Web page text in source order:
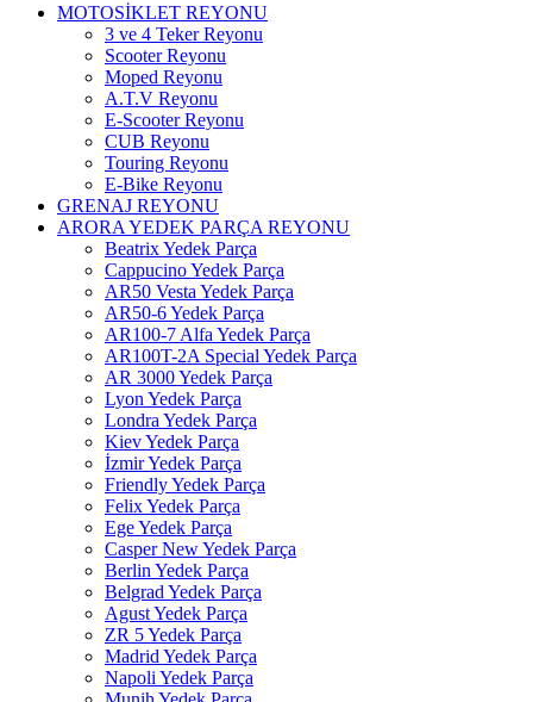
MOTOSİKLET REYONU
3 ve 4 Teker Reyonu
Scooter Reyonu
Moped Reyonu
A.T.V Reyonu
E-Scooter Reyonu
CUB Reyonu
Touring Reyonu
E-Bike Reyonu
GRENAJ REYONU
ARORA YEDEK PARÇA REYONU
Beatrix Yedek Parça
Cappucino Yedek Parça
AR50 Vesta Yedek Parça
AR50-6 Yedek Parça
AR100-7 Alfa Yedek Parça
AR100T-2A Special Yedek Parça
AR 3000 Yedek Parça
Lyon Yedek Parça
Londra Yedek Parça
Kiev Yedek Parça
İzmir Yedek Parça
Friendly Yedek Parça
Felix Yedek Parça
Ege Yedek Parça
Casper New Yedek Parça
Berlin Yedek Parça
Belgrad Yedek Parça
Agust Yedek Parça
ZR 5 Yedek Parça
Madrid Yedek Parça
Napoli Yedek Parça